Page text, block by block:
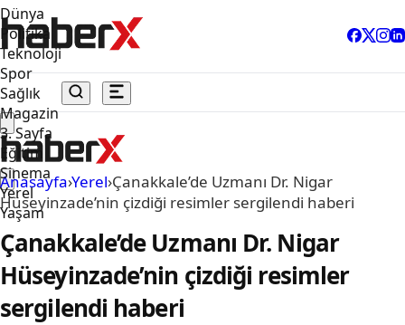
Dünya
Politika
Teknoloji
Spor
Sağlık
Magazin
3. Sayfa
Eğitim
Sinema
Yerel
Yaşam
Anasayfa›Yerel›Çanakkale’de Uzmanı Dr. Nigar
Hüseyinzade’nin çizdiği resimler sergilendi haberi
Çanakkale’de Uzmanı Dr. Nigar
Hüseyinzade’nin çizdiği resimler
sergilendi haberi